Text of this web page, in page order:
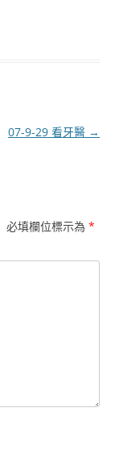
07-9-29 看牙醫 →
必填欄位標示為 *